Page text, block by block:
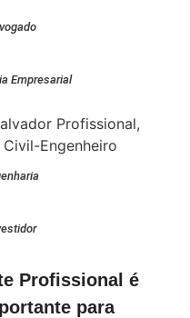
Empresarial
Profissional é
para